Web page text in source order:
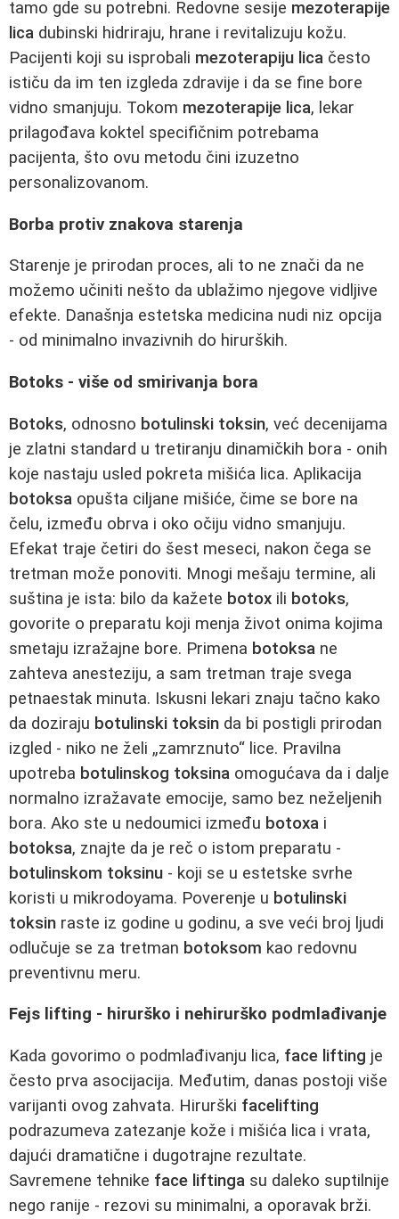
tamo gde su potrebni. Redovne sesije mezoterapije
lica dubinski hidriraju, hrane i revitalizuju kožu.
Pacijenti koji su isprobali mezoterapiju lica često
ističu da im ten izgleda zdravije i da se fine bore
vidno smanjuju. Tokom mezoterapije lica, lekar
prilagođava koktel specifičnim potrebama
pacijenta, što ovu metodu čini izuzetno
personalizovanom.
Borba protiv znakova starenja
Starenje je prirodan proces, ali to ne znači da ne
možemo učiniti nešto da ublažimo njegove vidljive
efekte. Današnja estetska medicina nudi niz opcija
- od minimalno invazivnih do hirurških.
Botoks - više od smirivanja bora
Botoks, odnosno botulinski toksin, već decenijama
je zlatni standard u tretiranju dinamičkih bora - onih
koje nastaju usled pokreta mišića lica. Aplikacija
botoksa opušta ciljane mišiće, čime se bore na
čelu, između obrva i oko očiju vidno smanjuju.
Efekat traje četiri do šest meseci, nakon čega se
tretman može ponoviti. Mnogi mešaju termine, ali
suština je ista: bilo da kažete botox ili botoks,
govorite o preparatu koji menja život onima kojima
smetaju izražajne bore. Primena botoksa ne
zahteva anesteziju, a sam tretman traje svega
petnaestak minuta. Iskusni lekari znaju tačno kako
da doziraju botulinski toksin da bi postigli prirodan
izgled - niko ne želi „zamrznuto“ lice. Pravilna
upotreba botulinskog toksina omogućava da i dalje
normalno izražavate emocije, samo bez neželjenih
bora. Ako ste u nedoumici između botoxa i
botoksa, znajte da je reč o istom preparatu -
botulinskom toksinu - koji se u estetske svrhe
koristi u mikrodoyama. Poverenje u botulinski
toksin raste iz godine u godinu, a sve veći broj ljudi
odlučuje se za tretman botoksom kao redovnu
preventivnu meru.
Fejs lifting - hirurško i nehirurško podmlađivanje
Kada govorimo o podmlađivanju lica, face lifting je
često prva asocijacija. Međutim, danas postoji više
varijanti ovog zahvata. Hirurški facelifting
podrazumeva zatezanje kože i mišića lica i vrata,
dajući dramatične i dugotrajne rezultate.
Savremene tehnike face liftinga su daleko suptilnije
nego ranije - rezovi su minimalni, a oporavak brži.